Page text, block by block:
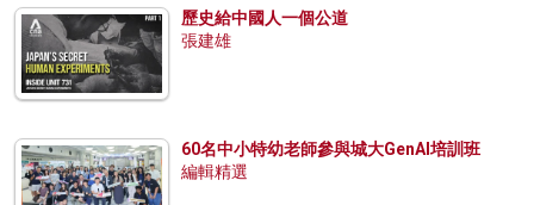
歷史給中國人一個公道
張建雄
60名中小特幼老師參與城大GenAI培訓班
編輯精選